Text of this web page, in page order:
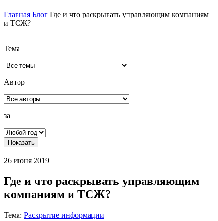
Главная Блог Где и что раскрывать управляющим компаниям
и ТСЖ?
Тема
Автор
за
Показать
26 июня 2019
Где и что раскрывать управляющим
компаниям и ТСЖ?
Тема: Раскрытие информации